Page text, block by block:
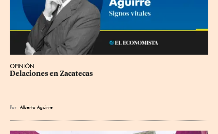
OPINIÓN
Delaciones en Zacatecas
Por Alberto Aguirre